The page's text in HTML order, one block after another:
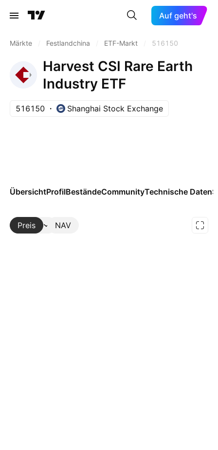
Auf geht's
Märkte Festlandchina ETF-Markt 516150
Harvest CSI Rare Earth
Industry ETF
516150 Shanghai Stock Exchange
ÜbersichtProfilBeständeCommunityTechnische Daten
Preis NAV
Mehr